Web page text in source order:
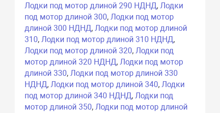
Лодки под мотор длиной 290 НДНД,Лодки
под мотор длиной 300,Лодки под мотор
длиной 300 НДНД,Лодки под мотор длиной
310,Лодки под мотор длиной 310 НДНД,
Лодки под мотор длиной 320,Лодки под
мотор длиной 320 НДНД,Лодки под мотор
длиной 330,Лодки под мотор длиной 330
НДНД,Лодки под мотор длиной 340,Лодки
под мотор длиной 340 НДНД,Лодки под
мотор длиной 350,Лодки под мотор длиной